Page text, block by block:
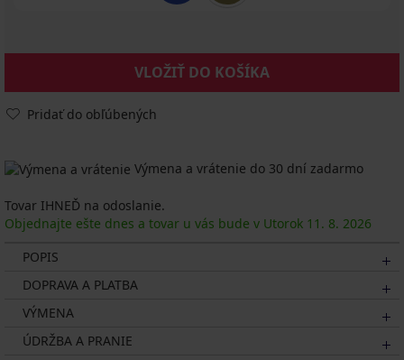
VLOŽIŤ DO KOŠÍKA
Pridať do obľúbených
Výmena a vrátenie do 30 dní zadarmo
Tovar IHNEĎ na odoslanie.
Objednajte ešte dnes a tovar u vás bude v Utorok 11. 8. 2026
POPIS
DOPRAVA A PLATBA
VÝMENA
ÚDRŽBA A PRANIE